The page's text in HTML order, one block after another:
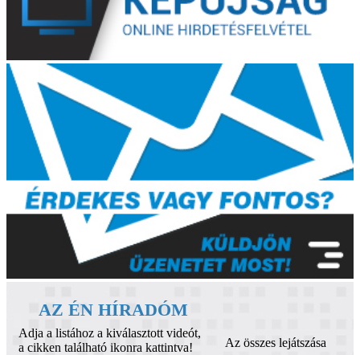
AZ ÉN HÍRADÓM
Adja a listához a kiválasztott videót,
a cikken található ikonra kattintva!
Az összes lejátszása